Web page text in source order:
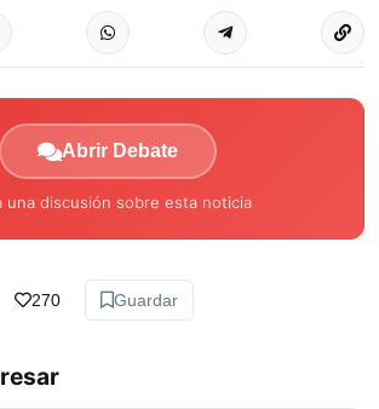
Abrir Debate
una discusión sobre esta noticia
270 Guardar